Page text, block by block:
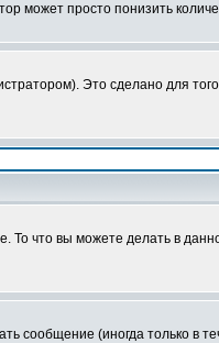
может просто понизить
Это сделано для
То что вы можете делать в
сообщение (иногда только в